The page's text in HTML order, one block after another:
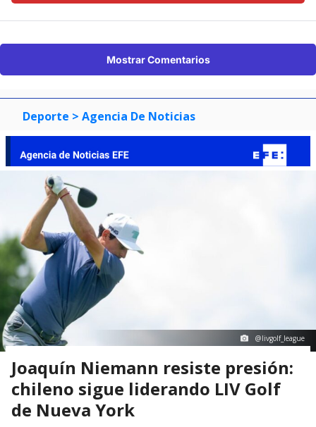
Mostrar Comentarios
Deporte > Agencia De Noticias
@livgolf_league
Joaquín Niemann resiste presión:
chileno sigue liderando LIV Golf
de Nueva York